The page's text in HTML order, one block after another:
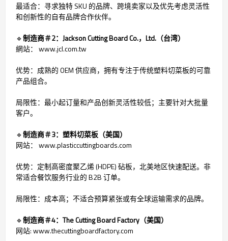
最适合：寻求独特 SKU 的品牌、跨境卖家以及优先考虑灵活性
和创新性的自有品牌合作伙伴。
🔹制造商＃2：Jackson Cutting Board Co.，Ltd.（台湾）
網站： www.jcl.com.tw
优势：成熟的 OEM 供应商，拥有专注于传统塑料切菜板的可靠
产品组合。
局限性：最小起订量和产品创新灵活性较低；主要针对大批量
客户。
🔹制造商＃3：塑料切菜板（美国）
网站： www.plasticcuttingboards.com
优势：定制高密度聚乙烯 (HDPE) 砧板，北美地区快速配送。非
常适合餐饮服务行业的 B2B 订单。
局限性：成本高；不适合预算紧张或有全球运输需求的品牌。
🔹制造商＃4：The Cutting Board Factory（美国）
网站: www.thecuttingboardfactory.com